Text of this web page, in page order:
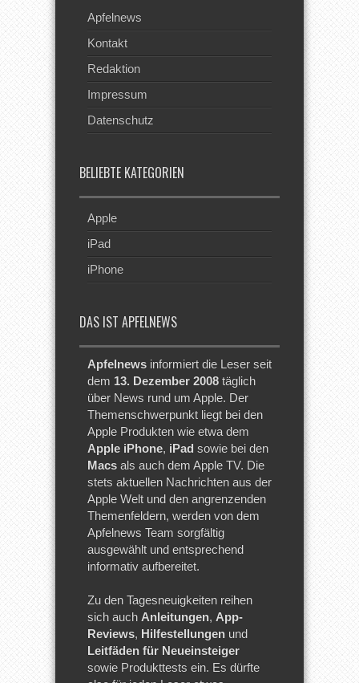
Apfelnews
Kontakt
Redaktion
Impressum
Datenschutz
BELIEBTE KATEGORIEN
Apple
iPad
iPhone
DAS IST APFELNEWS
Apfelnews informiert die Leser seit
dem 13. Dezember 2008 täglich
über News rund um Apple. Der
Themenschwerpunkt liegt bei den
Apple Produkten wie etwa dem
Apple iPhone, iPad sowie bei den
Macs als auch dem Apple TV. Die
stets aktuellen Nachrichten aus der
Apple Welt und den angrenzenden
Themenfeldern, werden von dem
Apfelnews Team sorgfältig
ausgewählt und entsprechend
informativ aufbereitet.
Zu den Tagesneuigkeiten reihen
sich auch Anleitungen, App-
Reviews, Hilfestellungen und
Leitfäden für Neueinsteiger
sowie Produkttests ein. Es dürfte